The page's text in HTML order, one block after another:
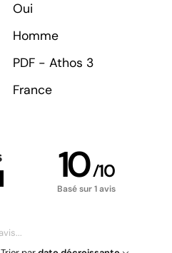
Oui
Homme
PDF - Athos 3
France
10/10
Basé sur 1 avis